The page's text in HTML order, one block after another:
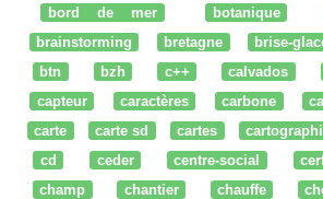
bord de mer
botanique
brainstorming
bretagne brise-
btn
bzh c++ calvados
capteur
caractères carbone
carte
carte sd cartes
cd
ceder centre-social
champ
chantier chauffe